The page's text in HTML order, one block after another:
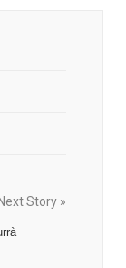
Story »